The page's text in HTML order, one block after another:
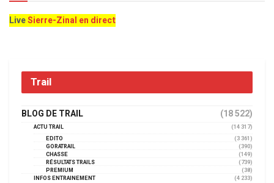
LiveSierre-Zinal en direct
Trail
BLOG DE TRAIL (18 522)
ACTU TRAIL
(14 317)
EDITO
(3 361)
GORATRAIL
(390)
CHASSE
(149)
RÉSULTATS TRAILS
(739)
PREMIUM
(38)
INFOS ENTRAINEMENT
(4 233)